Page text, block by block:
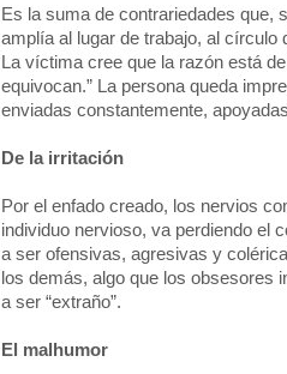
Es la suma de contrariedades que,
amplía al lugar de trabajo, al círculo
La víctima cree que la razón está
equivocan.” La persona queda
enviadas constantemente,
De la irritación
Por el enfado creado, los nervios
individuo nervioso, va perdiendo el
a ser ofensivas, agresivas y
los demás, algo que los obsesores
a ser “extraño”.
El malhumor